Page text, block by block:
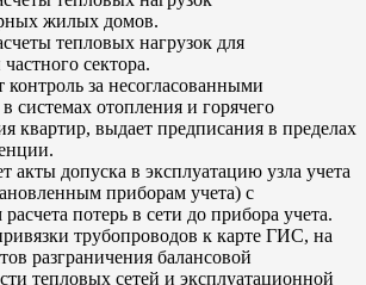
жилых домов.
тепловых нагрузок для
сектора.
контроль за несогласованными
системах отопления и горячего
квартир, выдает предписания в пределах
акты допуска в эксплуатацию узла учета
приборам учета) с
потерь в сети до прибора учета.
трубопроводов к карте ГИС, на
разграничения балансовой
тепловых сетей и эксплуатационной